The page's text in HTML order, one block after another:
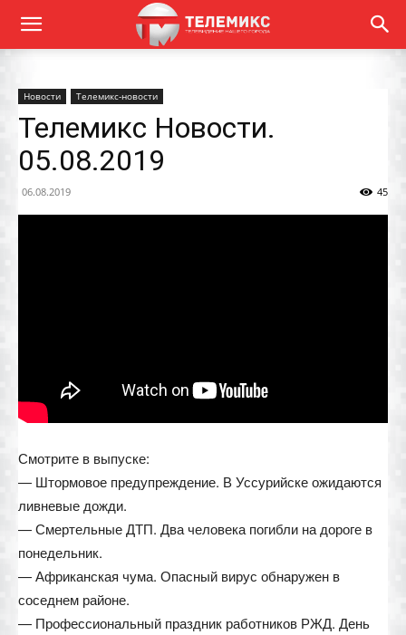
Новости Телемикс-новости
Телемикс Новости.
05.08.2019
06.08.2019 45
Смотрите в выпуске:
— Штормовое предупреждение. В Уссурийске ожидаются
ливневые дожди.
— Смертельные ДТП. Два человека погибли на дороге в
понедельник.
— Африканская чума. Опасный вирус обнаружен в
соседнем районе.
— Профессиональный праздник работников РЖД. День